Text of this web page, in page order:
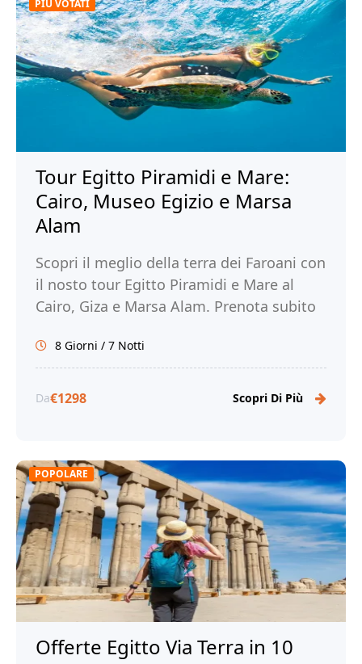
PIÙ VOTATI
Tour Egitto Piramidi e Mare:
Cairo, Museo Egizio e Marsa
Alam
Scopri il meglio della terra dei Faroani con
il nosto tour Egitto Piramidi e Mare al
Cairo, Giza e Marsa Alam. Prenota subito
8 Giorni / 7 Notti
Da€1298 Scopri Di Più
POPOLARE
Offerte Egitto Via Terra in 10